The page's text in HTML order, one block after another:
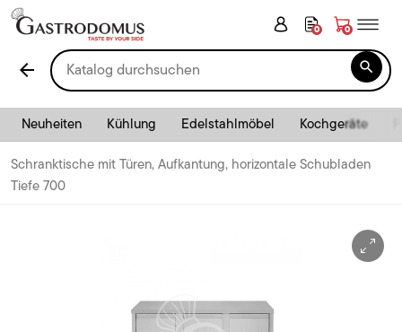
0 0
arrow_back 
Neuheiten Kühlung Edelstahlmöbel Kochgeräte
Schranktische mit Türen, Aufkantung, horizontale Schubladen
Tiefe 700